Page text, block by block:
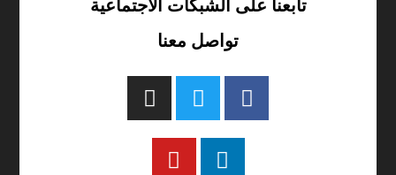
تابعنا على الشبكات الاجتماعية
تواصل معنا